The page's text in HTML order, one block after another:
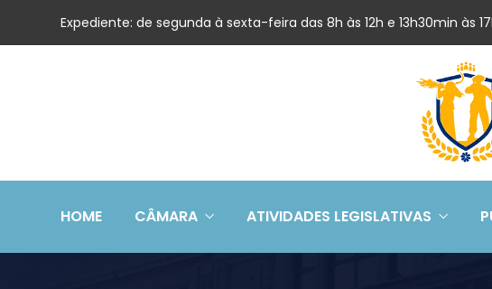
Expediente: de segunda à sexta-feira das 8h às 12h e 13h30min às
HOME CÂMARA ATIVIDADES LEGISLATIVAS